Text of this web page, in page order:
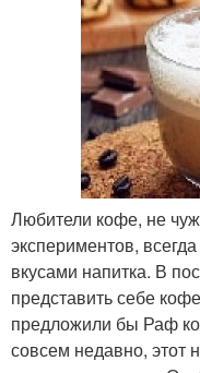
Любители кофе, не
экспериментов,
вкусами напитка. В
представить себе
предложили бы Раф
совсем недавно, этот